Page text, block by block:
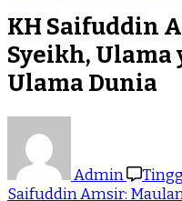
KH Saifuddin
Syeikh, Ulama
Ulama Dunia
Admin
Saifuddin Amsir: